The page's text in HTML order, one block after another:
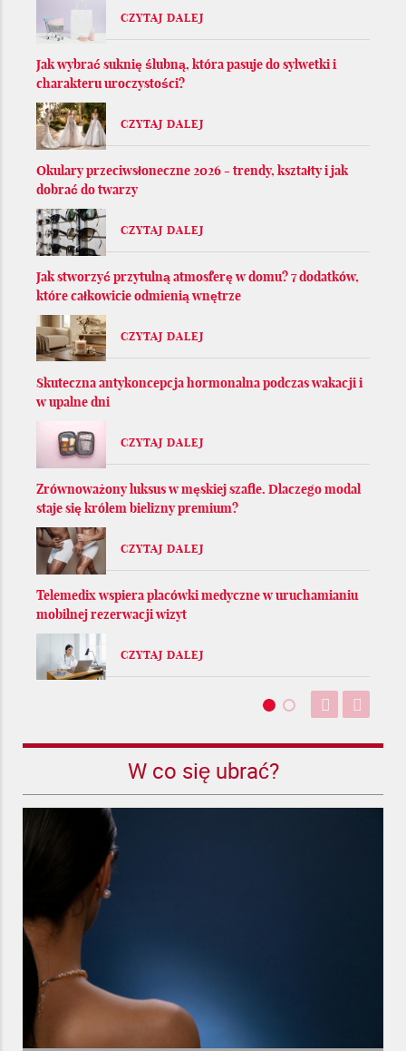
CZYTAJ DALEJ
Jak wybrać suknię ślubną, która pasuje do sylwetki i
charakteru uroczystości?
CZYTAJ DALEJ
Okulary przeciwsłoneczne 2026 - trendy, kształty i jak
dobrać do twarzy
CZYTAJ DALEJ
Jak stworzyć przytulną atmosferę w domu? 7 dodatków,
które całkowicie odmienią wnętrze
CZYTAJ DALEJ
Skuteczna antykoncepcja hormonalna podczas wakacji i
w upalne dni
CZYTAJ DALEJ
Zrównoważony luksus w męskiej szafie. Dlaczego modal
staje się królem bielizny premium?
CZYTAJ DALEJ
Telemedix wspiera placówki medyczne w uruchamianiu
mobilnej rezerwacji wizyt
CZYTAJ DALEJ
W co się ubrać?